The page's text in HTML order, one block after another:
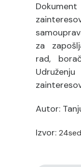
za
rad,
Autor:
Izvor: